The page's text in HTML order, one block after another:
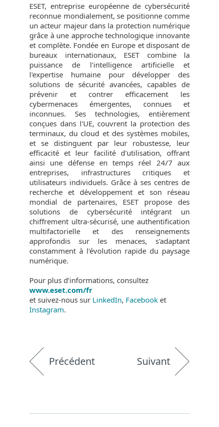
ESET, entreprise européenne de cybersécurité
reconnue mondialement, se positionne comme
un acteur majeur dans la protection numérique
grâce à une approche technologique innovante
et complète. Fondée en Europe et disposant de
bureaux internationaux, ESET combine la
puissance de l'intelligence artificielle et
l'expertise humaine pour développer des
solutions de sécurité avancées, capables de
prévenir et contrer efficacement les
cybermenaces émergentes, connues et
inconnues. Ses technologies, entièrement
conçues dans l'UE, couvrent la protection des
terminaux, du cloud et des systèmes mobiles,
et se distinguent par leur robustesse, leur
efficacité et leur facilité d'utilisation, offrant
ainsi une défense en temps réel 24/7 aux
entreprises, infrastructures critiques et
utilisateurs individuels. Grâce à ses centres de
recherche et développement et son réseau
mondial de partenaires, ESET propose des
solutions de cybersécurité intégrant un
chiffrement ultra-sécurisé, une authentification
multifactorielle et des renseignements
approfondis sur les menaces, s'adaptant
constamment à l'évolution rapide du paysage
numérique.
Pour plus d’informations, consultez
www.eset.com/fr
et suivez-nous sur LinkedIn, Facebook et
Instagram.
Précédent Suivant